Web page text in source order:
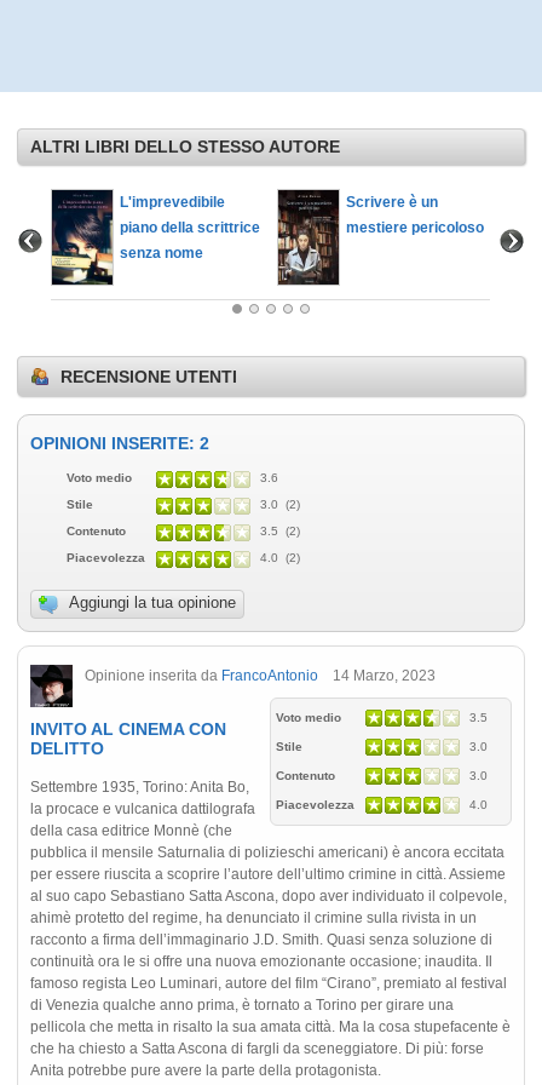
ALTRI LIBRI DELLO STESSO AUTORE
L'imprevedibile
piano della scrittrice
senza nome
Scrivere è un
mestiere pericoloso
RECENSIONE UTENTI
OPINIONI INSERITE: 2
Voto medio
3.6
Stile
3.0 (2)
Contenuto
3.5 (2)
Piacevolezza
4.0 (2)
Aggiungi la tua opinione
Opinione inserita da FrancoAntonio 14 Marzo, 2023
Voto medio 3.5
Stile 3.0
Contenuto 3.0
Piacevolezza 4.0
INVITO AL CINEMA CON
DELITTO
Settembre 1935, Torino: Anita Bo,
la procace e vulcanica dattilografa
della casa editrice Monnè (che
pubblica il mensile Saturnalia di polizieschi americani) è ancora eccitata
per essere riuscita a scoprire l’autore dell’ultimo crimine in città. Assieme
al suo capo Sebastiano Satta Ascona, dopo aver individuato il colpevole,
ahimè protetto del regime, ha denunciato il crimine sulla rivista in un
racconto a firma dell’immaginario J.D. Smith. Quasi senza soluzione di
continuità ora le si offre una nuova emozionante occasione; inaudita. Il
famoso regista Leo Luminari, autore del film “Cirano”, premiato al festival
di Venezia qualche anno prima, è tornato a Torino per girare una
pellicola che metta in risalto la sua amata città. Ma la cosa stupefacente è
che ha chiesto a Satta Ascona di fargli da sceneggiatore. Di più: forse
Anita potrebbe pure avere la parte della protagonista.